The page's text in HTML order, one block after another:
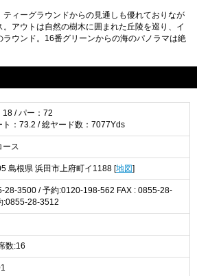
ティーグラウンドからの見通しも優れておりなが
。アウトは自然の樹木に囲まれた丘陵を巡り、イ
ラウンド。16番グリーンからの海のパノラマは絶
18 / パー：72
ト：73.2 / 総ヤード数：7077Yds
ース
島根県 浜田市上府町イ1188 [ 地図
28-3500 / 予約:0120-198-562 FAX : 0855-28-
:0855-28-3512
数:16